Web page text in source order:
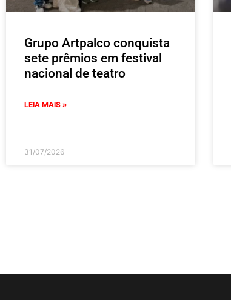
Grupo Artpalco conquista
sete prêmios em festival
nacional de teatro
LEIA MAIS »
31/07/2026